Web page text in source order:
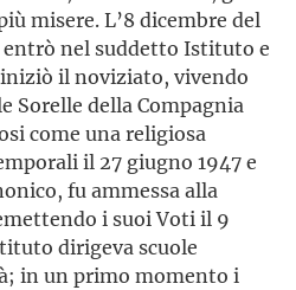
misere. L’8 dicembre del
entrò nel suddetto Istituto e
il noviziato, vivendo
Sorelle della Compagnia
come una religiosa
il 27 giugno 1947 e
fu ammessa alla
i suoi Voti il 9
dirigeva scuole
in un primo momento i